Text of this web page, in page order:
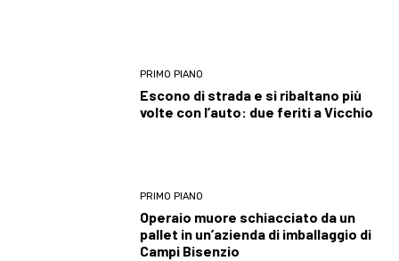
PRIMO PIANO
Escono di strada e si ribaltano più
volte con l’auto: due feriti a Vicchio
PRIMO PIANO
Operaio muore schiacciato da un
pallet in un’azienda di imballaggio di
Campi Bisenzio